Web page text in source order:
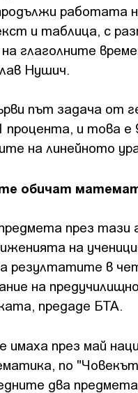
работата
и таблица, с
глаголните
Нушич.
път задача от
процента, и това е
на линейното
обичат
през тази
на
резултатите в
на
предаде БТА.
през май
по
два